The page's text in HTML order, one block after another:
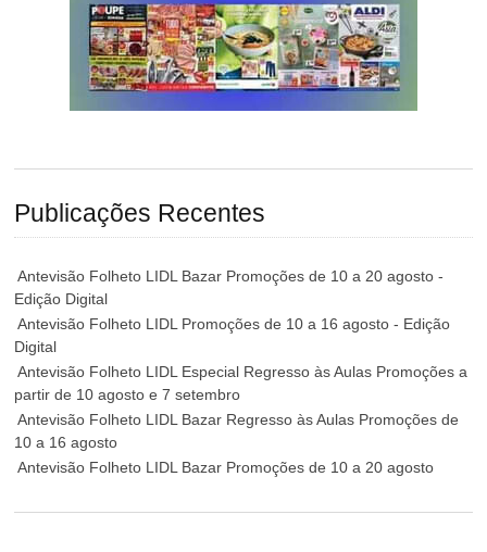
Publicações Recentes
Antevisão Folheto LIDL Bazar Promoções de 10 a 20 agosto -
Edição Digital
Antevisão Folheto LIDL Promoções de 10 a 16 agosto - Edição
Digital
Antevisão Folheto LIDL Especial Regresso às Aulas Promoções a
partir de 10 agosto e 7 setembro
Antevisão Folheto LIDL Bazar Regresso às Aulas Promoções de
10 a 16 agosto
Antevisão Folheto LIDL Bazar Promoções de 10 a 20 agosto